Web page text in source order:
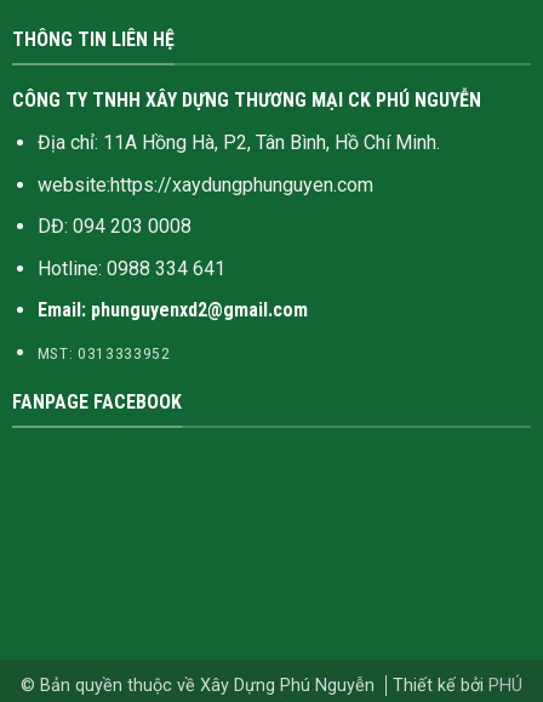
THÔNG TIN LIÊN HỆ
CÔNG TY TNHH XÂY DỰNG THƯƠNG MẠI CK PHÚ NGUYỄN
Địa chỉ: 11A Hồng Hà, P2, Tân Bình, Hồ Chí Minh.
website:https://xaydungphunguyen.com
DĐ: 094 203 0008
Hotline: 0988 334 641
Email: phunguyenxd2@gmail.com
MST: 0313333952
FANPAGE FACEBOOK
© Bản quyền thuộc về Xây Dựng Phú Nguyễn Thiết kế bởi PHÚ